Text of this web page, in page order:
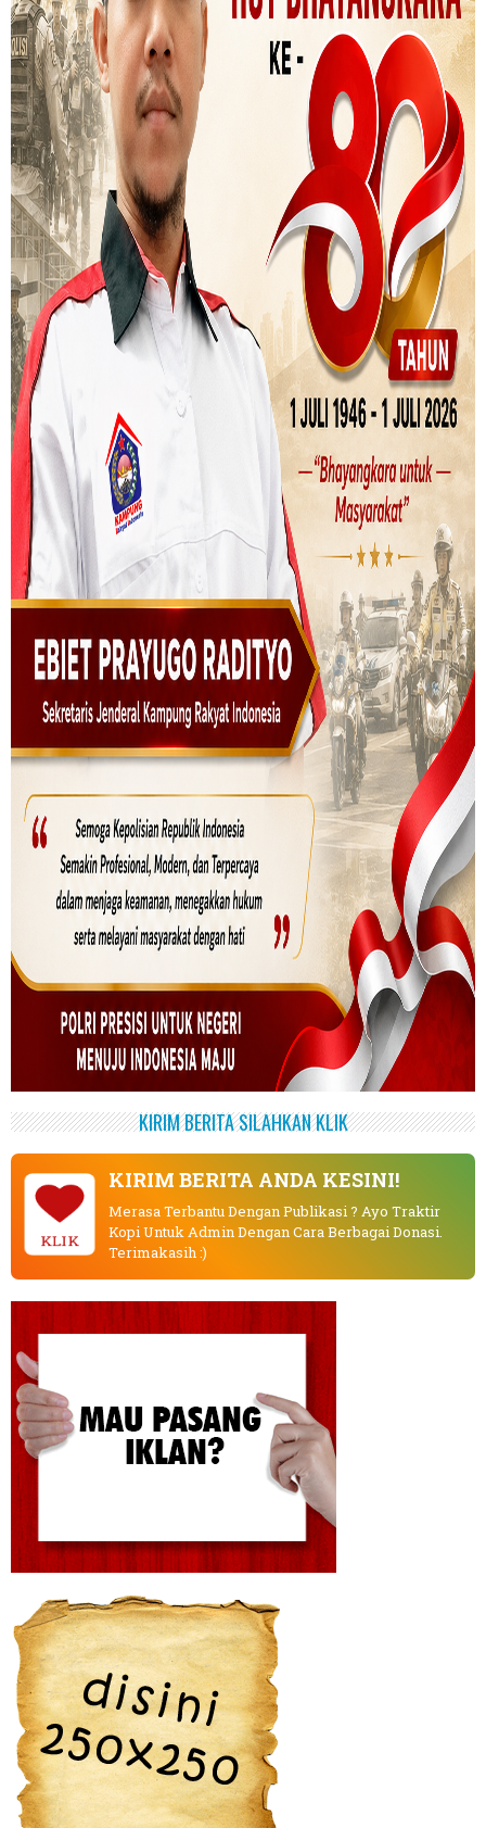
KIRIM BERITA SILAHKAN KLIK
KLIK
KIRIM BERITA ANDA KESINI!
Merasa Terbantu Dengan Publikasi ? Ayo Traktir
Kopi Untuk Admin Dengan Cara Berbagai Donasi.
Terimakasih :)